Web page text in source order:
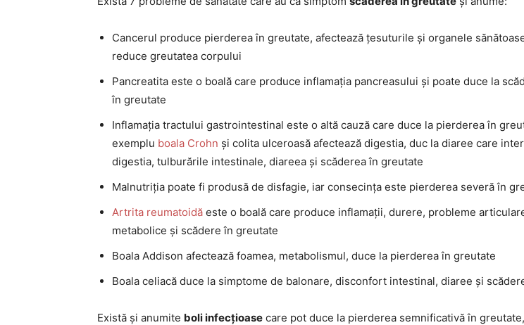
Cancerul produce pierderea în greutate, afectează țesuturile și organele
reduce greutatea corpului
Pancreatita este o boală care produce inflamația pancreasului și poate duce la
în greutate
Inflamația tractului gastrointestinal este o altă cauză care duce la pierderea în
exemplu boala Crohn și colita ulceroasă afectează digestia, duc la diaree care
digestia, tulburările intestinale, diareea și scăderea în greutate
Malnutriția poate fi produsă de disfagie, iar consecința este pierderea severă în
Artrita reumatoidă este o boală care produce inflamații, durere, probleme
metabolice și scădere în greutate
Boala Addison afectează foamea, metabolismul, duce la pierderea în greutate
Boala celiacă duce la simptome de balonare, disconfort intestinal, diaree și
Există și anumite boli infecțioase care pot duce la pierderea semnificativă în